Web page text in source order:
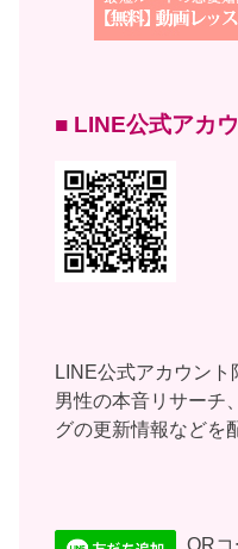
■ LINE公式アカ
LINE公式アカウン
男性の本音リサーチ
グの更新情報などを
QR